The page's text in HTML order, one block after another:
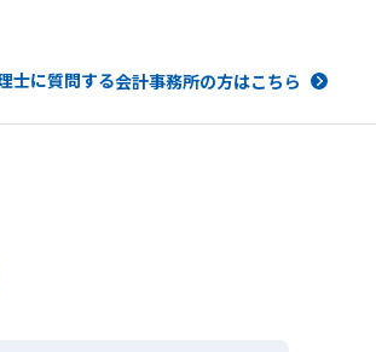
士に質問する会計事務所の方はこちら